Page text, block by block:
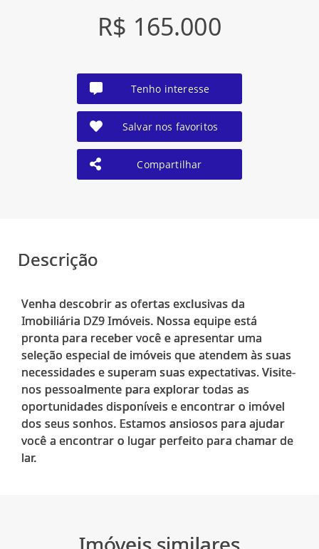
R$ 165.000
Tenho interesse
Salvar nos favoritos
Compartilhar
Descrição
Venha descobrir as ofertas exclusivas da
Imobiliária DZ9 Imóveis. Nossa equipe está
pronta para receber você e apresentar uma
seleção especial de imóveis que atendem às suas
necessidades e superam suas expectativas. Visite-
nos pessoalmente para explorar todas as
oportunidades disponíveis e encontrar o imóvel
dos seus sonhos. Estamos ansiosos para ajudar
você a encontrar o lugar perfeito para chamar de